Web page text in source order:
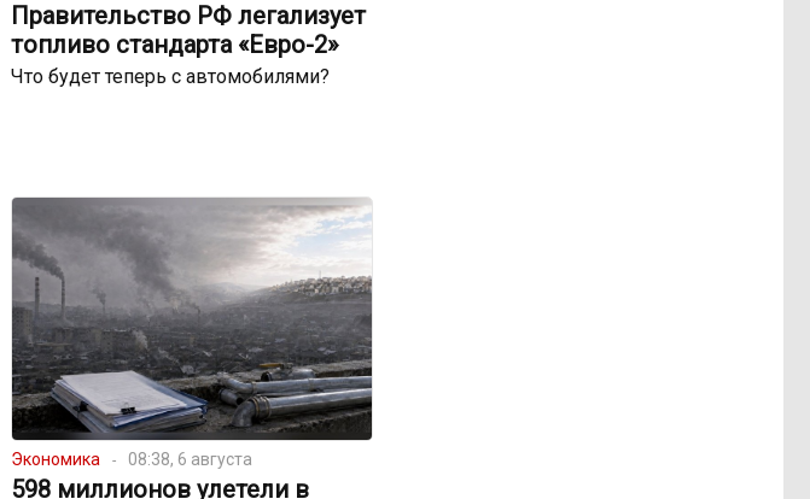
Правительство РФ легализует
топливо стандарта «Евро-2»
Что будет теперь с автомобилями?
Экономика 08:38, 6 августа
598 миллионов улетели в